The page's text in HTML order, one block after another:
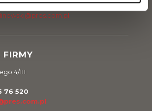
FIRMY
4/111
76 520
142 898